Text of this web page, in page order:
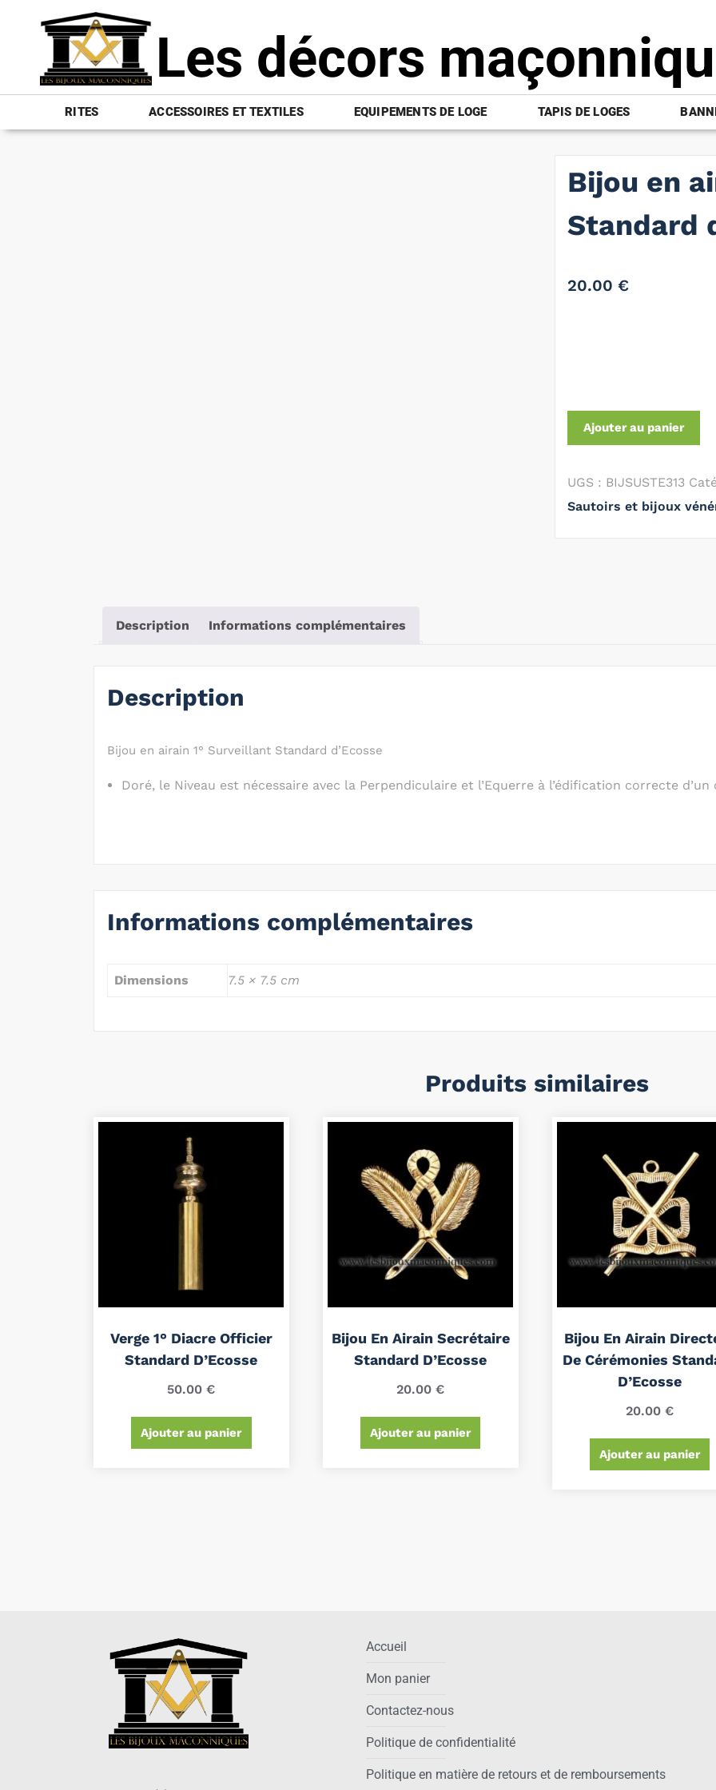
Les décors
RITES ACCESSOIRES ET TEXTILES EQUIPEMENTS DE LOGE TAPIS DE LOGES
Bijou en
Standard
20.00 €
Ajouter au panier
UGS : BIJSUSTE313
Sautoirs et bijoux
Description Informations complémentaires
Description
Bijou en airain 1° Surveillant Standard d’Ecosse
Doré, le Niveau est nécessaire avec la Perpendiculaire et l’Equerre à l’édification correcte d’un
Informations complémentaires
Dimensions 7.5 × 7.5 cm
Produits similaires
Verge 1° Diacre Officier
Standard D’Ecosse
50.00€
Ajouter au panier
Bijou En Airain Secrétaire
Standard D’Ecosse
20.00€
Ajouter au panier
Bijou En Airain
De Cérémonies
D’Ecosse
20.00€
Ajouter au panier
Accueil
Mon panier
Contactez-nous
Politique de confidentialité
Politique en matière de retours et de remboursements